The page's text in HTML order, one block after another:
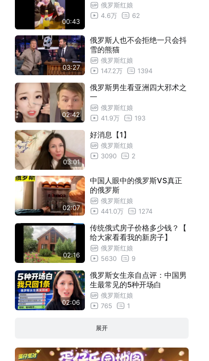
00:43
俄罗斯红娘
4.6万
62
03:27
俄罗斯人也不会拒绝一只会抖
雪的熊猫
俄罗斯红娘
147.2万
1394
02:42
俄罗斯男生看亚洲四大邪术之
一
俄罗斯红娘
41.9万
193
03:01
好消息【1】
俄罗斯红娘
3090
2
02:07
中国人眼中的俄罗斯VS真正
的俄罗斯
俄罗斯红娘
441.0万
1274
02:16
传统俄式房子价格多少钱？【
给大家看看我的新房子】
俄罗斯红娘
5630
9
02:06
俄罗斯女生亲自点评：中国男
生最常见的5种开场白
俄罗斯红娘
765
1
展开